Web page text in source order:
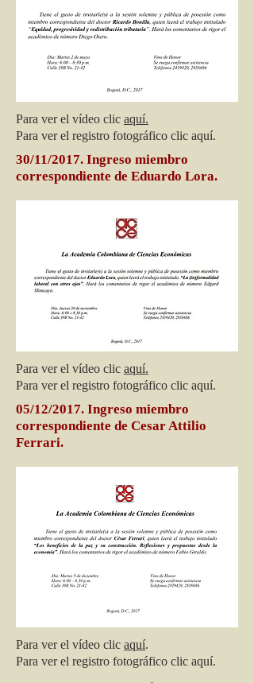
Para ver el vídeo clic aquí.
Para ver el registro fotográfico clic aquí.
30/11/2017. Ingreso miembro
correspondiente de Eduardo Lora.
Para ver el vídeo clic aquí.
Para ver el registro fotográfico clic aquí.
05/12/2017. Ingreso miembro
correspondiente de Cesar Attilio
Ferrari.
Para ver el vídeo clic aquí.
Para ver el registro fotográfico clic aquí.